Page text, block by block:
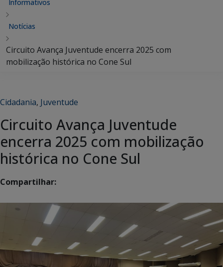
Informativos
Notícias
Circuito Avança Juventude encerra 2025 com
mobilização histórica no Cone Sul
Cidadania, Juventude
Circuito Avança Juventude
encerra 2025 com mobilização
histórica no Cone Sul
Compartilhar: